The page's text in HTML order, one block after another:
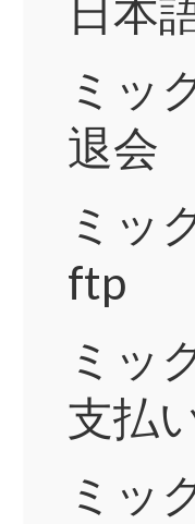
日本
ミッ
退会
ミッ
ftp
ミッ
支払
ミッ